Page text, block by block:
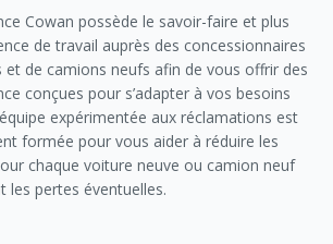
Cowan possède le savoir-faire et plus
de travail auprès des concessionnaires
et de camions neufs afin de vous offrir des
conçues pour s’adapter à vos besoins
expérimentée aux réclamations est
formée pour vous aider à réduire les
chaque voiture neuve ou camion neuf
les pertes éventuelles.